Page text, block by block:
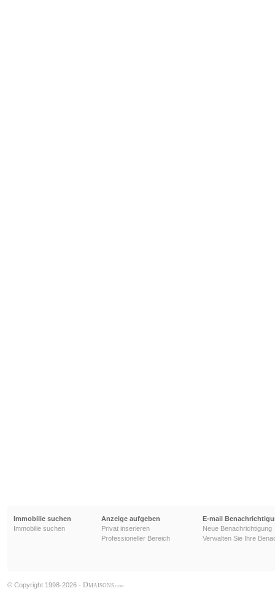
Immobilie suchen
Immobilie suchen
Anzeige aufgeben
Privat inserieren
Professioneller Bereich
E-mail
Neue Benachrichtigung
Verwalten Sie Ihre
© Copyright 1998-2026 - DMAISONS .COM